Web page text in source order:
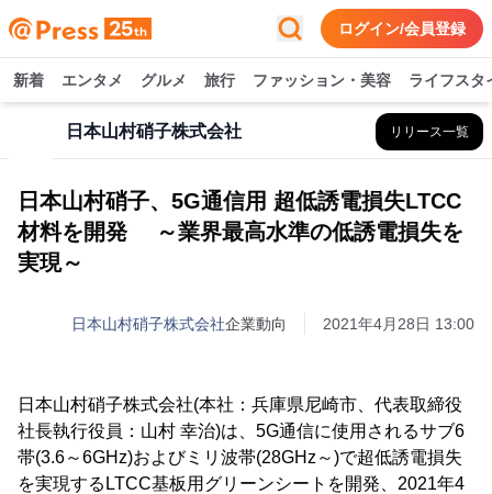
ログイン/会員登録
新着 エンタメ グルメ 旅行 ファッション・美容 ライフスタ
日本山村硝子株式会社 リリース一覧
日本山村硝子、5G通信用 超低誘電損失LTCC
材料を開発 ～業界最高水準の低誘電損失を
実現～
日本山村硝子株式会社企業動向 2021年4月28日 13:00
日本山村硝子株式会社(本社：兵庫県尼崎市、代表取締役
社長執行役員：山村 幸治)は、5G通信に使用されるサブ6
帯(3.6～6GHz)およびミリ波帯(28GHz～)で超低誘電損失
を実現するLTCC基板用グリーンシートを開発、2021年4